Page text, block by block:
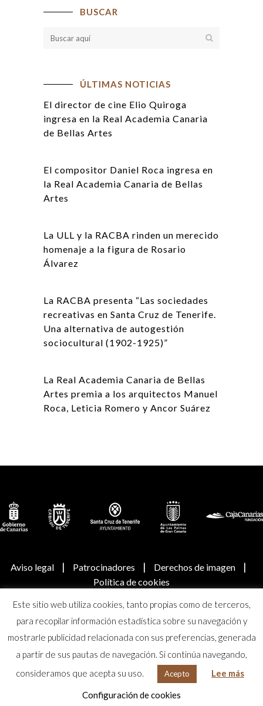
BUSCAR
ÚLTIMAS NOTICIAS
El director de cine Elio Quiroga
ingresa en la Real Academia Canaria
de Bellas Artes
El compositor Daniel Roca ingresa en
la Real Academia Canaria de Bellas
Artes
La ULL y la RACBA rinden un merecido
homenaje a la figura de Rosario
Álvarez
La RACBA presenta “Las sociedades
recreativas en Santa Cruz de Tenerife.
Una alternativa de autogestión
sociocultural (1902-1925)”
La Real Academia Canaria de Bellas
Artes premia a los arquitectos Manuel
Roca, Leticia Romero y Ancor Suárez
Aviso legal | Patrocinadores | Derechos de imagen |
Política de cookies
© Real Academia Canaria de Bellas Artes de San Miguel
Arcángel
Este sitio web utiliza cookies, tanto propias como de terceros,
para recopilar información estadística sobre su navegación y
mostrarle publicidad relacionada con sus preferencias, generada
a partir de sus pautas de navegación. Si continúa navegando,
consideramos que acepta su uso.
Acepto Lee más
Configuración de cookies